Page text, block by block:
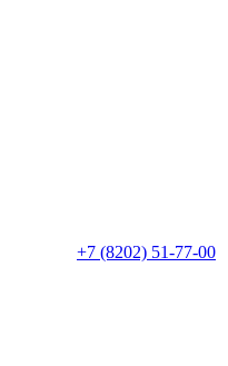
+7 (8202) 51-77-00